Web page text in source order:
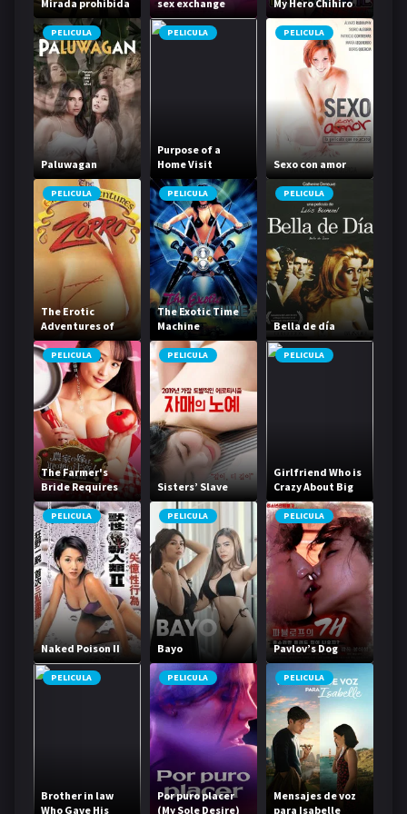
Mirada prohibida sex exchange My Hero Chihiro
PELICULA
Paluwagan
PELICULA
Purpose of a
Home Visit
PELICULA
Sexo con amor
PELICULA
The Erotic
Adventures of
Zorro
PELICULA
The Exotic Time
Machine
PELICULA
Bella de día
PELICULA
The Farmer's
Bride Requires
Care! Part 1:
Angel Descends
PELICULA
Sisters’ Slave
PELICULA
Girlfriend Who is
Crazy About Big
Things
PELICULA
Naked Poison II
PELICULA
Bayo
PELICULA
Pavlov’s Dog
PELICULA
Brother in law
Who Gave His
PELICULA
Por puro placer
(My Sole Desire)
PELICULA
Mensajes de voz
para Isabelle